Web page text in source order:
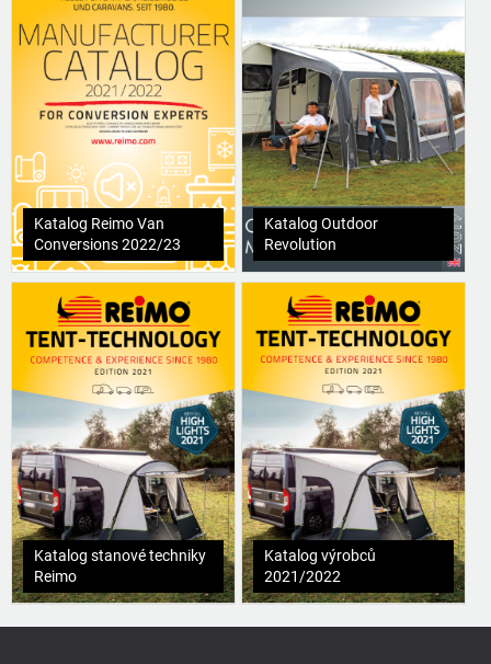
Katalog Reimo Van
Conversions 2022/23
Katalog Outdoor
Revolution
Katalog stanové techniky
Reimo
Katalog výrobců
2021/2022